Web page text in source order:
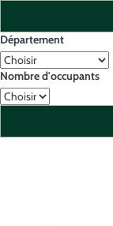
Département
Nombre d'occupants